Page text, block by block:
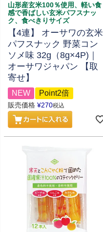
山形産玄米100％使用、軽い食
感で香ばしい玄米パフスナッ
ク、食べきりサイズ
【4連】 オーサワの玄米
パフスナック 野菜コン
ソメ味 32g（8g×4P)｜
オーサワジャパン 【取
寄せ】
NEW Point2倍
販売価格 ¥270税込